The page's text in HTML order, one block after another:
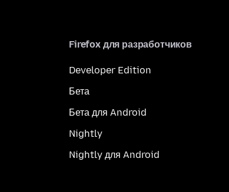
Firefox для разработчиков
Developer Edition
Бета
Бета для Android
Nightly
Nightly для Android